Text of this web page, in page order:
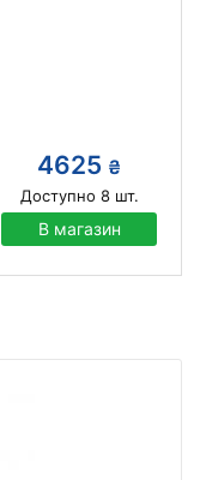
4625 ₴
Доступно 8шт.
В магазин